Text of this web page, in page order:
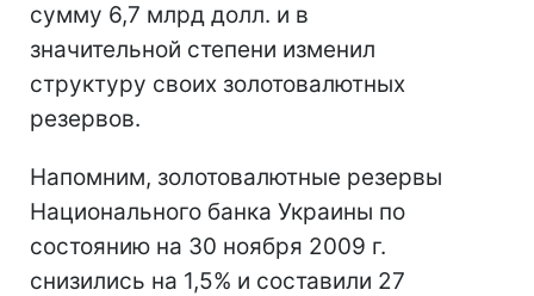
сумму 6,7 млрд долл. и в
значительной степени изменил
структуру своих золотовалютных
резервов.
Напомним, золотовалютные резервы
Национального банка Украины по
состоянию на 30 ноября 2009 г.
снизились на 1,5% и составили 27